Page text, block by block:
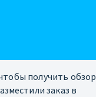
получить обзор
заказ в